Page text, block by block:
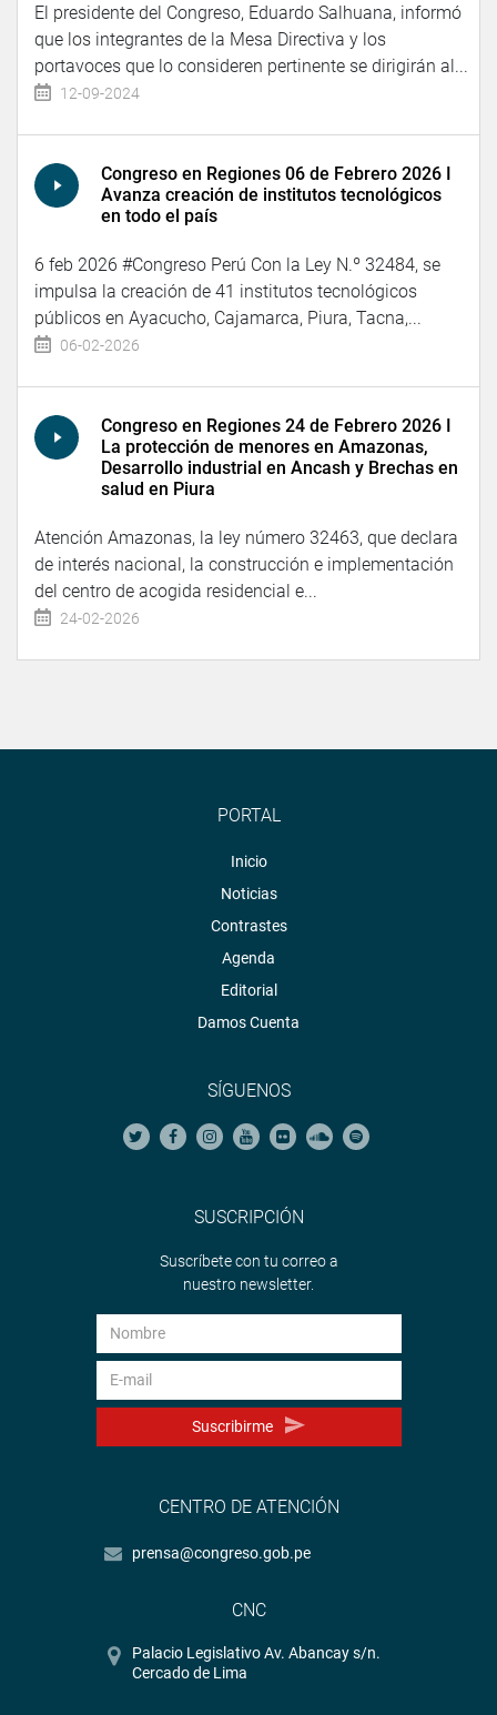
El presidente del Congreso, Eduardo Salhuana, informó
que los integrantes de la Mesa Directiva y los
portavoces que lo consideren pertinente se dirigirán al...
12-09-2024
Congreso en Regiones 06 de Febrero 2026 I
Avanza creación de institutos tecnológicos
en todo el país
6 feb 2026 ⁠#Congreso Perú ⁠Con la Ley N.º 32484, se
impulsa la creación de 41 institutos tecnológicos
públicos en Ayacucho, Cajamarca, Piura, Tacna,...
06-02-2026
Congreso en Regiones 24 de Febrero 2026 I
La protección de menores en Amazonas,
Desarrollo industrial en Ancash y Brechas en
salud en Piura
Atención Amazonas, la ley número 32463, que declara
de interés nacional, la construcción e implementación
del centro de acogida residencial e...
24-02-2026
PORTAL
Inicio
Noticias
Contrastes
Agenda
Editorial
Damos Cuenta
SÍGUENOS
SUSCRIPCIÓN
Suscríbete con tu correo a
nuestro newsletter.
Suscribirme
CENTRO DE ATENCIÓN
prensa@congreso.gob.pe
CNC
Palacio Legislativo Av. Abancay s/n.
Cercado de Lima